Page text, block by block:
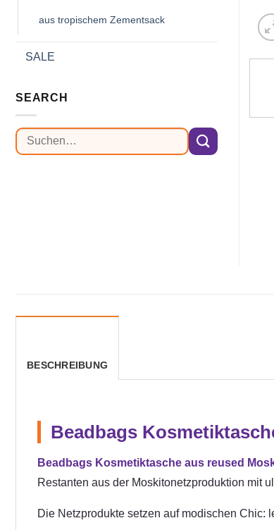
aus tropischem Zementsack
SALE
SEARCH
Suchen
nach:
BESCHREIBUNG
Beadbags
Beadbags Kosmetiktasche aus reused
Restanten aus der Moskitonetzproduktion mit
Die Netzprodukte setzen auf modischen Chic: